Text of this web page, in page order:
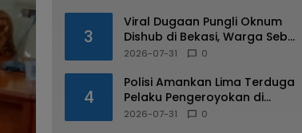
3
Viral Dugaan Pungli Oknum
Dishub di Bekasi, Warga Sebut
Praktik Diduga Sudah
2026-07-31 0
4
Polisi Amankan Lima Terduga
Pelaku Pengeroyokan di
Kalimalang
2026-07-31 0